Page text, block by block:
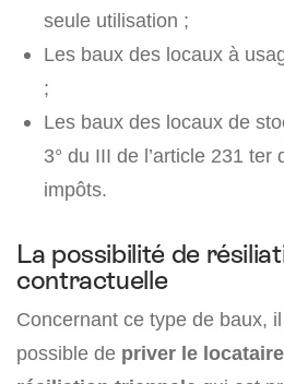
seule utilisation ;
Les baux des locaux à
;
Les baux des locaux de
3° du III de l’article 231
impôts.
La possibilité de
contractuelle
Concernant ce type de baux,
possible de priver le